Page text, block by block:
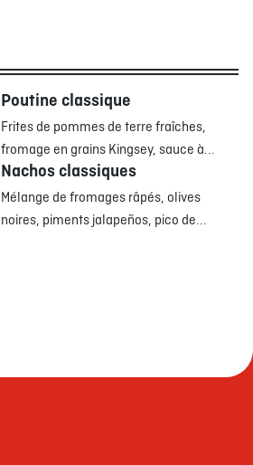
Poutine classique
Frites de pommes de terre fraîches,
fromage en grains Kingsey, sauce à...
Nachos classiques
Mélange de fromages râpés, olives
noires, piments jalapeños, pico de...